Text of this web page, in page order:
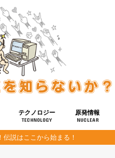
テクノロジー
TECHNOLOGY
健康
宇宙
原発情報
NUCLEAR
伝説はここから始まる！